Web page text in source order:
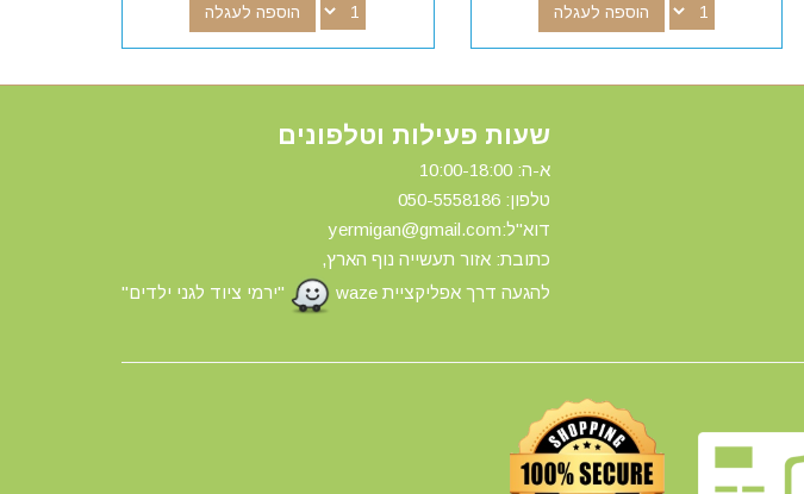
הוספה לעגלה הוספה לעגלה
שעות פעילות וטלפונים
א-ה: 10:00-18:00
טלפון: 0 50-5558186
דוא"ל:yermigan@gmail.com
כתובת: אזור תעשייה נוף הארץ,
להגעה דרך אפליקציית waze
"ירמי ציוד לגני ילדים"